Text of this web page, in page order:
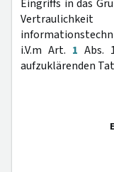
Eingriffs in das
i.V.m Art. 1 Abs.
aufzuklärenden